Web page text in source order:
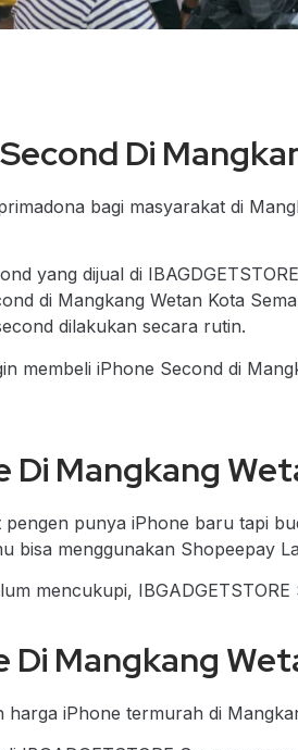
Di
bagi masyarakat di
yang dijual di
di Mangkang Wetan Kota
dilakukan secara rutin.
membeli iPhone Second di
Di Mangkang
punya iPhone baru tapi
bisa menggunakan Shopeepay
mencukupi,
Di Mangkang
harga iPhone termurah di